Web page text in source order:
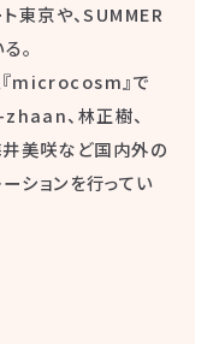
東京や、SUMMER
。
『microcosm』で
zhaan、林正樹、
井美咲など国内外の
ションを行ってい